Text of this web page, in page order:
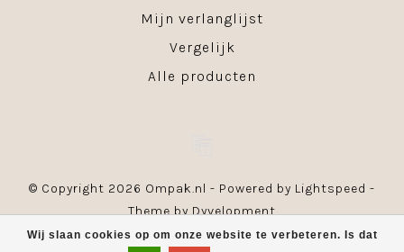
Wij slaan cookies op om onze website te verbeteren. Is dat
Mijn verlanglijst
Vergelijk
Alle producten
© Copyright 2026 Ompak.nl - Powered by Lightspeed -
Theme byDyvelopment